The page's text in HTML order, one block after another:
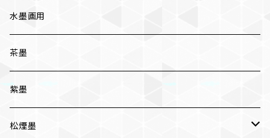
五ツ星
写経用
条幅用
一般実用
水墨画用
茶墨
紫墨
松煙墨